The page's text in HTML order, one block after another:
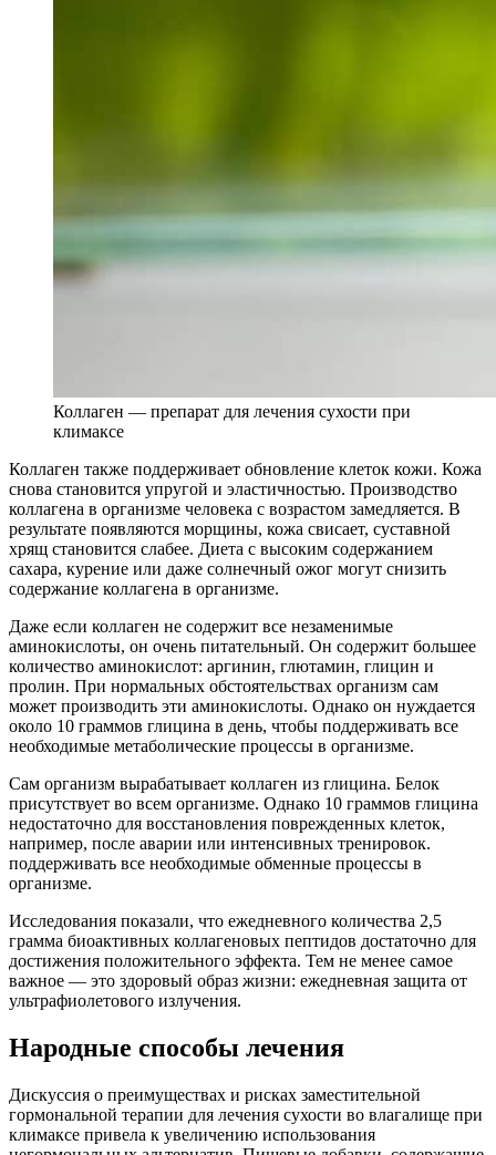
Коллаген — препарат для лечения сухости при
климаксе
Коллаген также поддерживает обновление клеток кожи. Кожа
снова становится упругой и эластичностью. Производство
коллагена в организме человека с возрастом замедляется. В
результате появляются морщины, кожа свисает, суставной
хрящ становится слабее. Диета с высоким содержанием
сахара, курение или даже солнечный ожог могут снизить
содержание коллагена в организме.
Даже если коллаген не содержит все незаменимые
аминокислоты, он очень питательный. Он содержит большее
количество аминокислот: аргинин, глютамин, глицин и
пролин. При нормальных обстоятельствах организм сам
может производить эти аминокислоты. Однако он нуждается
около 10 граммов глицина в день, чтобы поддерживать все
необходимые метаболические процессы в организме.
Сам организм вырабатывает коллаген из глицина. Белок
присутствует во всем организме. Однако 10 граммов глицина
недостаточно для восстановления поврежденных клеток,
например, после аварии или интенсивных тренировок.
поддерживать все необходимые обменные процессы в
организме.
Исследования показали, что ежедневного количества 2,5
грамма биоактивных коллагеновых пептидов достаточно для
достижения положительного эффекта. Тем не менее самое
важное — это здоровый образ жизни: ежедневная защита от
ультрафиолетового излучения.
Народные способы лечения
Дискуссия о преимуществах и рисках заместительной
гормональной терапии для лечения сухости во влагалище при
климаксе привела к увеличению использования